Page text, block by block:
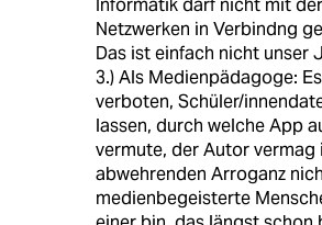
Informatik darf nicht mit
Netzwerken in Verbindng
Das ist einfach nicht unser
3.) Als Medienpädagoge:
verboten, Schüler/
lassen, durch welche App
vermute, der Autor vermag
abwehrenden Arroganz
medienbegeisterte